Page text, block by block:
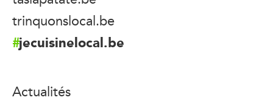
trinquonslocal.be
jecuisinelocal.be
Actualités